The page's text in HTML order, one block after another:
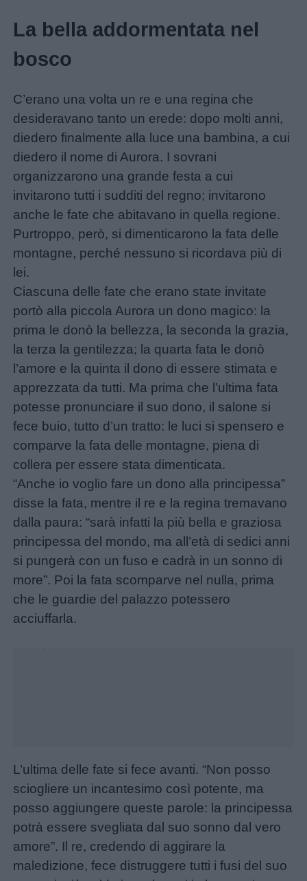
Menu
Schede
didattiche
Disegni
da
colorare
Storie
per
bambini
Feste
e
giornate
Nomi
maschili
Nomi
femminili
La bella addormentata nel
bosco
C’erano una volta un re e una regina che
desideravano tanto un erede: dopo molti anni,
diedero finalmente alla luce una bambina, a cui
diedero il nome di Aurora. I sovrani
organizzarono una grande festa a cui
invitarono tutti i sudditi del regno; invitarono
anche le fate che abitavano in quella regione.
Purtroppo, però, si dimenticarono la fata delle
montagne, perché nessuno si ricordava più di
lei.
Ciascuna delle fate che erano state invitate
portò alla piccola Aurora un dono magico: la
prima le donò la bellezza, la seconda la grazia,
la terza la gentilezza; la quarta fata le donò
l’amore e la quinta il dono di essere stimata e
apprezzata da tutti. Ma prima che l’ultima fata
potesse pronunciare il suo dono, il salone si
fece buio, tutto d’un tratto: le luci si spensero e
comparve la fata delle montagne, piena di
collera per essere stata dimenticata.
“Anche io voglio fare un dono alla principessa”
disse la fata, mentre il re e la regina tremavano
dalla paura: “sarà infatti la più bella e graziosa
principessa del mondo, ma all’età di sedici anni
si pungerà con un fuso e cadrà in un sonno di
more”. Poi la fata scomparve nel nulla, prima
che le guardie del palazzo potessero
acciuffarla.
L’ultima delle fate si fece avanti. “Non posso
sciogliere un incantesimo così potente, ma
posso aggiungere queste parole: la principessa
potrà essere svegliata dal suo sonno dal vero
amore”. Il re, credendo di aggirare la
maledizione, fece distruggere tutti i fusi del suo